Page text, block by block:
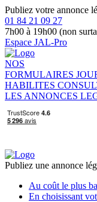
Publiez votre annonce
01 84 21 09 27
7h00 à 19h00 (non
Espace JAL-Pro
NOS
FORMULAIRES
HABILITES
LES ANNONCES
Publiez une annonce
Au coût le plus
En choisissant